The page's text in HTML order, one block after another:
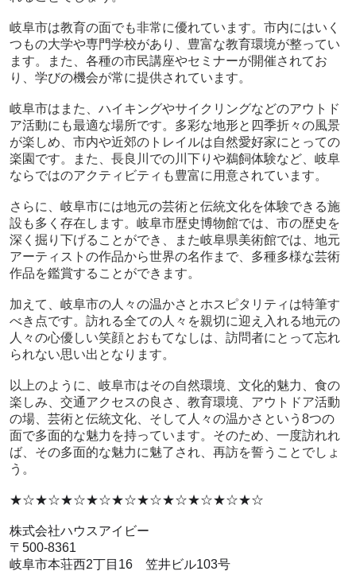
岐阜市は教育の面でも非常に優れています。市内にはいく
つもの大学や専門学校があり、豊富な教育環境が整ってい
ます。また、各種の市民講座やセミナーが開催されてお
り、学びの機会が常に提供されています。
岐阜市はまた、ハイキングやサイクリングなどのアウトド
ア活動にも最適な場所です。多彩な地形と四季折々の風景
が楽しめ、市内や近郊のトレイルは自然愛好家にとっての
楽園です。また、長良川での川下りや鵜飼体験など、岐阜
ならではのアクティビティも豊富に用意されています。
さらに、岐阜市には地元の芸術と伝統文化を体験できる施
設も多く存在します。岐阜市歴史博物館では、市の歴史を
深く掘り下げることができ、また岐阜県美術館では、地元
アーティストの作品から世界の名作まで、多種多様な芸術
作品を鑑賞することができます。
加えて、岐阜市の人々の温かさとホスピタリティは特筆す
べき点です。訪れる全ての人々を親切に迎え入れる地元の
人々の心優しい笑顔とおもてなしは、訪問者にとって忘れ
られない思い出となります。
以上のように、岐阜市はその自然環境、文化的魅力、食の
楽しみ、交通アクセスの良さ、教育環境、アウトドア活動
の場、芸術と伝統文化、そして人々の温かさという8つの
面で多面的な魅力を持っています。そのため、一度訪れれ
ば、その多面的な魅力に魅了され、再訪を誓うことでしょ
う。
★☆★☆★☆★☆★☆★☆★☆★☆★☆★☆
株式会社ハウスアイビー
〒500-8361
岐阜市本荘西2丁目16 笠井ビル103号